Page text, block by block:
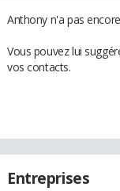
Anthony n'a pas
Vous pouvez lui
vos contacts.
Entreprises